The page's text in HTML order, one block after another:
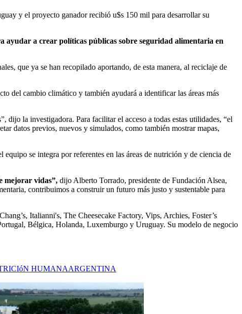
y el proyecto ganador recibió u$s 150 mil para desarrollar su
ayudar a crear políticas públicas sobre seguridad alimentaria en
que ya se han recopilado aportando, de esta manera, al reciclaje de
del cambio climático y también ayudará a identificar las áreas más
dijo la investigadora. Para facilitar el acceso a todas estas utilidades, “el
datos previos, nuevos y simulados, como también mostrar mapas,
se integra por referentes en las áreas de nutrición y de ciencia de
mejorar vidas”, dijo Alberto Torrado, presidente de Fundación Alsea,
contribuimos a construir un futuro más justo y sustentable para
Italianni's, The Cheesecake Factory, Vips, Archies, Foster’s
Bélgica, Holanda, Luxemburgo y Uruguay. Su modelo de negocio
HUMANAARGENTINA